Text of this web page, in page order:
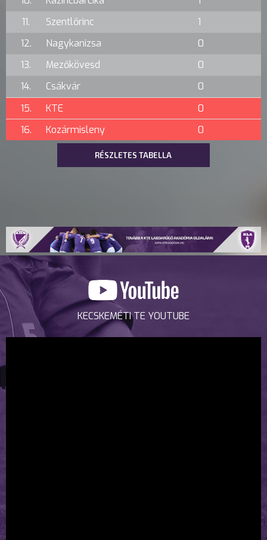
11.
Szentlőrinc
1
12.
Nagykanizsa
0
13.
Mezőkövesd
0
14.
Csákvár
0
15.
KTE
0
16.
Kozármisleny 0
RÉSZLETES TABELLA
KECSKEMÉTI TE YOUTUBE